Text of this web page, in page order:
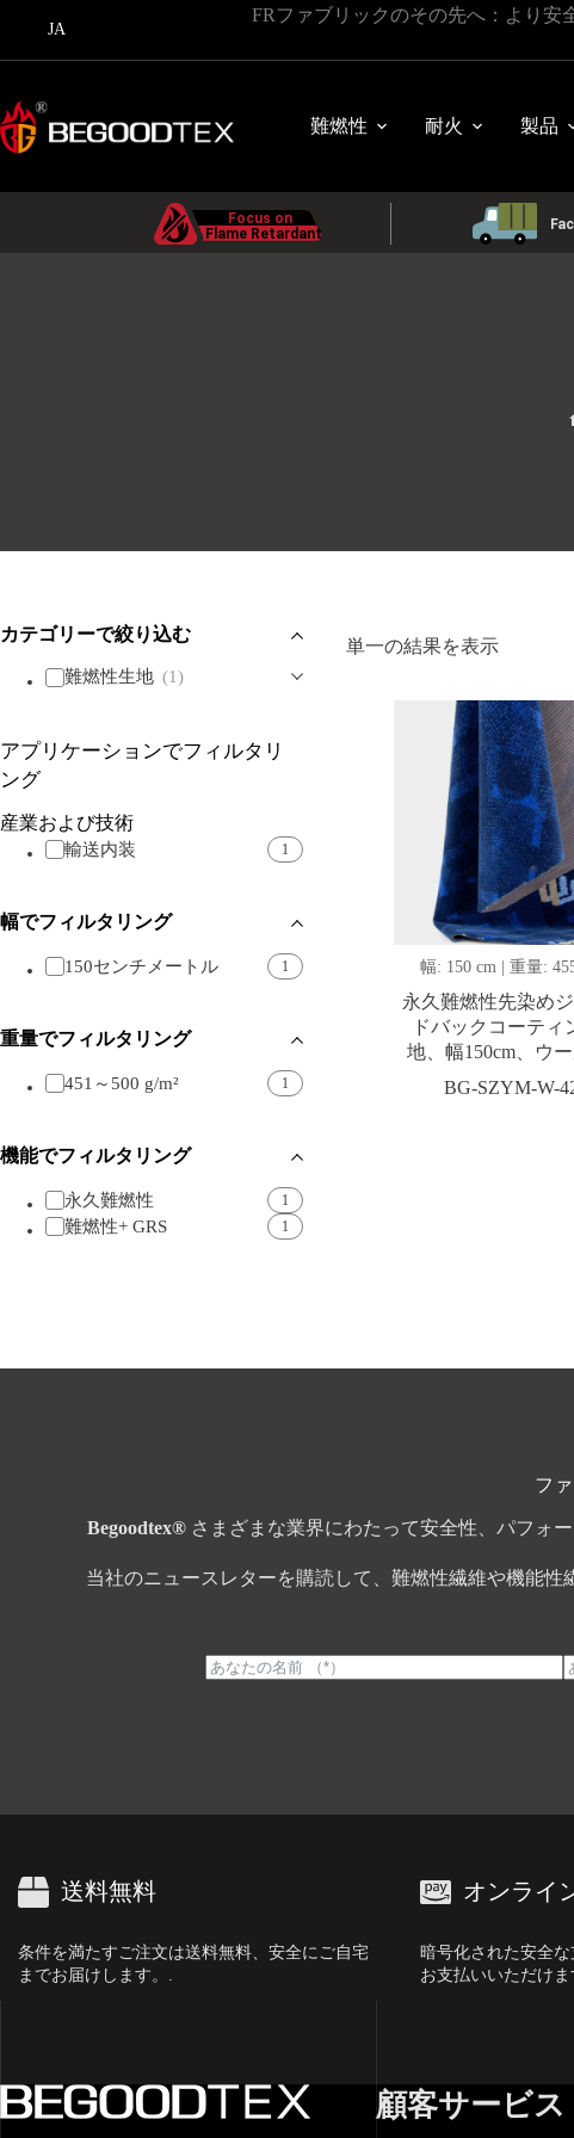
テ
ツ
に
ス
JA
FRファブリックのその先へ：より安
難燃性 耐火 製品
単一の結果を表示
幅: 150 cm | 重量:
永久難燃性先染め
ドバックコーティ
地、幅150cm、ウ
BG-SZYM-W-
カテゴリーで絞り込む
難燃性生地 (1)
アプリケーションでフィルタリ
ング
産業および技術
輸送内装 1
幅でフィルタリング
150センチメートル 1
重量でフィルタリング
451～500 g/m² 1
機能でフィルタリング
永久難燃性 1
難燃性+ GRS 1
フ
Begoodtex®さまざまな業界にわたって安全性、パフォ
当社のニュースレターを購読して、難燃性繊維や機能
送料無料
条件を満たすご注文は送料無料、安全にご自宅
までお届けします。.
オンライ
暗号化された安全
お支払いいただけま
顧客サービス